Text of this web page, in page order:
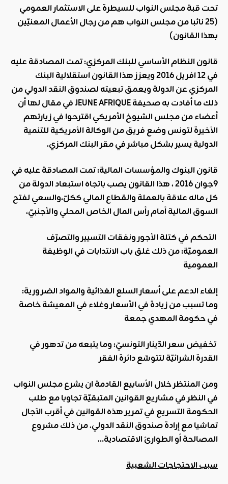
تحت قبة مجلس النواب للسيطرة على الاستثمار العمومي
(
25نائبا من مجلس النواب هم من رجال الأعمال المعنيّين
بهذا القانون)
قانون النظام الأساسي للبنك المركزي: تمت المصادقة عليه
في 12 افريل 2016 ويعزز هذا القانون استقلالية البنك
المركزي عن الدولة ويعمق تبعيته لصندوق النقد الدولي من
ذلك ما أفادت به صحيفةJEUNE AFRIQUEفي مقال لها أن
أعضاء من مجلس الشيوخ الأمريكي اقترحوا في زيارتهم
الأخيرة لتونس وضع فريق من الوكالة الأمريكية للتنمية
الدولية يسير بشكل مباشر في مقر البنك المركزي.
قانون البنوك والمؤسسات المالية: تمت المصادقة عليه في
9جوان 2016 ، هذا القانون يصب باتجاه استبعاد الدولة من
كل ماله علاقة بالعملة والقطاع المالي ككلّ،والسعي لفتح
السوق المالية أمام رأس المال الخاص المحلي والأجنبيّ،
التحكم في كتلة الأجور ونفقات التسيير والتصرّف
العموميّة: من ذلك غلق باب الانتدابات في الوظيفة
العمومية
إلغاء الدعم على أسعار السلع الغذائية والمواد الضرورية:
وما تسبب من زيادة في الأسعار وغلاء في المعيشة خاصة
في حكومة المهدي جمعة
تخفيض سعر الدّينار التونسيّ: وما يتبعه من تدهور في
القدرة الشرائيّة لتتوسّع دائرة الفقر
ومن المنتظر خلال الأسابيع القادمة ان يشرع مجلس النواب
في النظر في مشاريع القوانين المتبقيّة تجاوبا مع طلب
الحكومة التسريع في تمرير هذه القوانين في أقرب الآجال
تماشيا مع إرادة صندوق النقد الدولي.من ذلك مشروع
المصالحة أو الطوارئ الاقتصادية…
سبب الاحتجاجات الشعبية